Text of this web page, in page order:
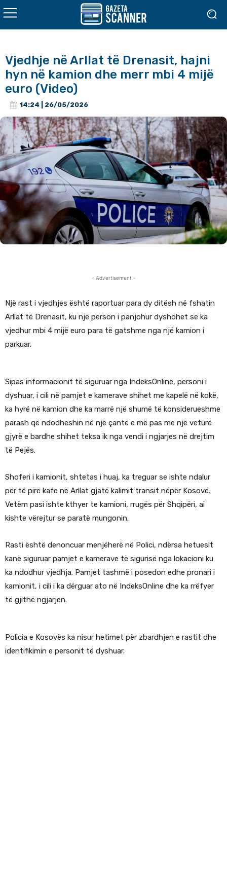
Vjedhje në Arllat të Drenasit, hajni
hyn në kamion dhe merr mbi 4 mijë
euro (Video)
14:24 | 26/05/2026
- Advertisement -
Një rast i vjedhjes është raportuar para dy ditësh në fshatin
Arllat të Drenasit, ku një person i panjohur dyshohet se ka
vjedhur mbi 4 mijë euro para të gatshme nga një kamion i
parkuar.
Sipas informacionit të siguruar nga IndeksOnline, personi i
dyshuar, i cili në pamjet e kamerave shihet me kapelë në kokë,
ka hyrë në kamion dhe ka marrë një shumë të konsiderueshme
parash që ndodheshin në një çantë e më pas me një veturë
gjyrë e bardhe shihet teksa ik nga vendi i ngjarjes në drejtim
të Pejës.
Shoferi i kamionit, shtetas i huaj, ka treguar se ishte ndalur
për të pirë kafe në Arllat gjatë kalimit transit nëpër Kosovë.
Vetëm pasi ishte kthyer te kamioni, rrugës për Shqipëri, ai
kishte vërejtur se paratë mungonin.
Rasti është denoncuar menjëherë në Polici, ndërsa hetuesit
kanë siguruar pamjet e kamerave të sigurisë nga lokacioni ku
ka ndodhur vjedhja. Pamjet tashmë i posedon edhe pronari i
kamionit, i cili i ka dërguar ato në IndeksOnline dhe ka rrëfyer
të gjithë ngjarjen.
Policia e Kosovës ka nisur hetimet për zbardhjen e rastit dhe
identifikimin e personit të dyshuar.